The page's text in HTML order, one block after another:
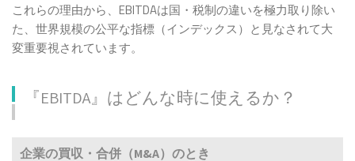
これらの理由から、EBITDAは国・税制の違いを極力取り除い
た、世界規模の公平な指標（インデックス）と見なされて大
変重要視されています。
『EBITDA』はどんな時に使えるか？
企業の買収・合併（M&A）のとき